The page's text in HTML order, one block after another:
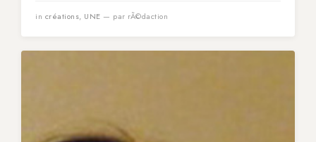
in créations, UNE — par rÃ©daction